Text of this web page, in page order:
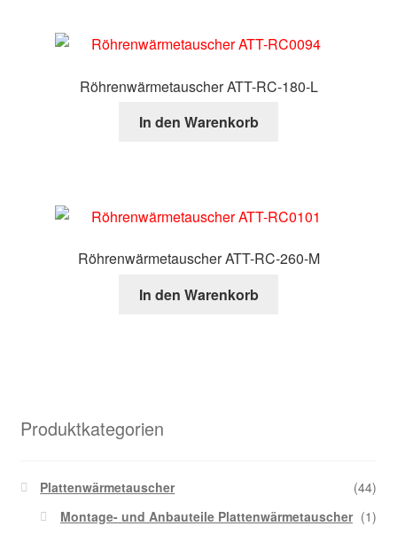
Röhrenwärmetauscher ATT-RC-180-L
In den Warenkorb
Röhrenwärmetauscher ATT-RC-260-M
In den Warenkorb
Produktkategorien
Plattenwärmetauscher
(44)
Montage- und Anbauteile Plattenwärmetauscher (1)